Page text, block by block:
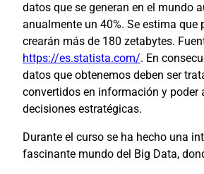
datos que se generan en el mundo
anualmente un 40%. Se estima que
crearán más de 180 zetabytes.
https://es.statista.com/. En
datos que obtenemos deben ser
convertidos en información y poder
decisiones estratégicas.
Durante el curso se ha hecho una
fascinante mundo del Big Data,